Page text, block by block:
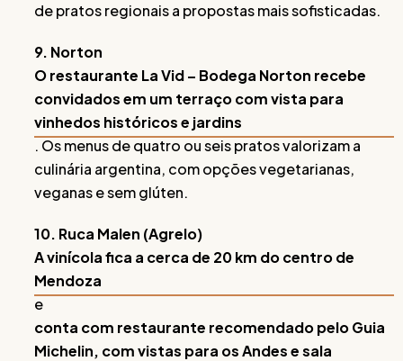
de pratos regionais a propostas mais sofisticadas.
9. Norton
O restaurante La Vid – Bodega Norton recebe
convidados em um terraço com vista para
vinhedos históricos e jardins
. Os menus de quatro ou seis pratos valorizam a
culinária argentina, com opções vegetarianas,
veganas e sem glúten.
10. Ruca Malen (Agrelo)
A vinícola fica a cerca de 20 km do centro de
Mendoza
e
conta com restaurante recomendado pelo Guia
Michelin, com vistas para os Andes e sala